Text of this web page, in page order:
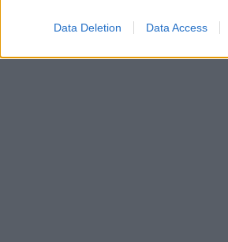
Data Deletion Data Access